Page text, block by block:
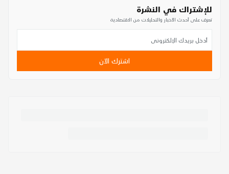
للإشتراك في النشرة
تعرف على أحدث الأخبار والتحليلات من الاقتصادية
اشترك الآن